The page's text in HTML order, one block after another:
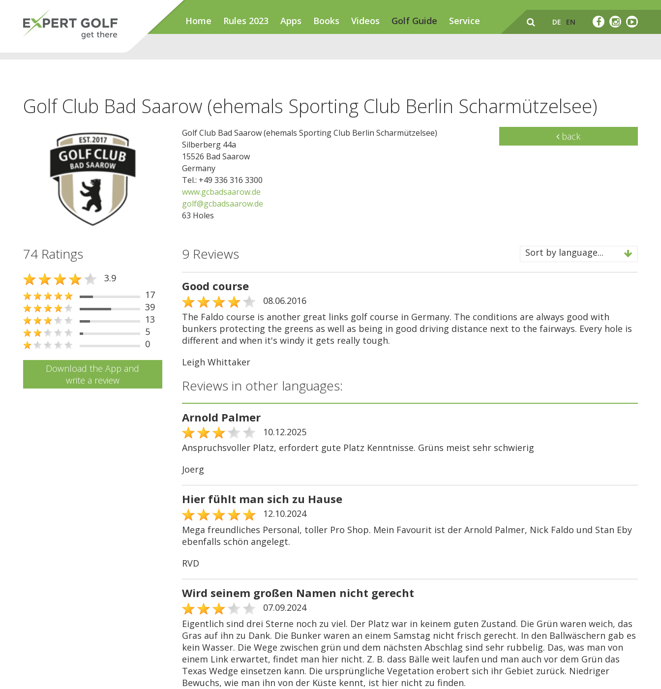
Home Rules 2023 Apps Books Videos Golf Guide Service DE EN
Golf Club Bad Saarow (ehemals Sporting Club Berlin Scharmützelsee)
Golf Club Bad Saarow (ehemals Sporting Club Berlin Scharmützelsee)
Silberberg 44a
15526 Bad Saarow
Germany
Tel.: +49 336 316 3300
www.gcbadsaarow.de
golf@gcbadsaarow.de
63 Holes
back
74 Ratings
3.9
17
39
13
5
0
Download the App and
write a review
9 Reviews Sort by language...
Good course
08.06.2016
The Faldo course is another great links golf course in Germany. The conditions are always good with
bunkers protecting the greens as well as being in good driving distance next to the fairways. Every hole is
different and when it's windy it gets really tough.
Leigh Whittaker
Reviews in other languages:
Arnold Palmer
10.12.2025
Anspruchsvoller Platz, erfordert gute Platz Kenntnisse. Grüns meist sehr schwierig
Joerg
Hier fühlt man sich zu Hause
12.10.2024
Mega freundliches Personal, toller Pro Shop. Mein Favourit ist der Arnold Palmer, Nick Faldo und Stan Eby
ebenfalls schön angelegt.
RVD
Wird seinem großen Namen nicht gerecht
07.09.2024
Eigentlich sind drei Sterne noch zu viel. Der Platz war in keinem guten Zustand. Die Grün waren weich, das
Gras auf ihn zu Dank. Die Bunker waren an einem Samstag nicht frisch gerecht. In den Ballwäschern gab es
kein Wasser. Die Wege zwischen grün und dem nächsten Abschlag sind sehr rubbelig. Das, was man von
einem Link erwartet, findet man hier nicht. Z. B. dass Bälle weit laufen und man auch vor dem Grün das
Texas Wedge einsetzen kann. Die ursprüngliche Vegetation erobert sich ihr Gebiet zurück. Niedriger
Bewuchs, wie man ihn von der Küste kennt, ist hier nicht zu finden.